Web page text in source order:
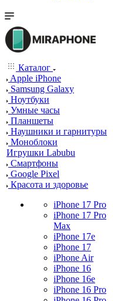
Каталог
Apple iPhone
Samsung Galaxy
Ноутбуки
Умные часы
Планшеты
Наушники и гарнитуры
Моноблоки
Игрушки Labubu
Смартфоны
Google Pixel
Красота и здоровье
iPhone 17 Pro
iPhone 17 Pro
Max
iPhone 17e
iPhone 17
iPhone Air
iPhone 16
iPhone 16e
iPhone 16 Pro